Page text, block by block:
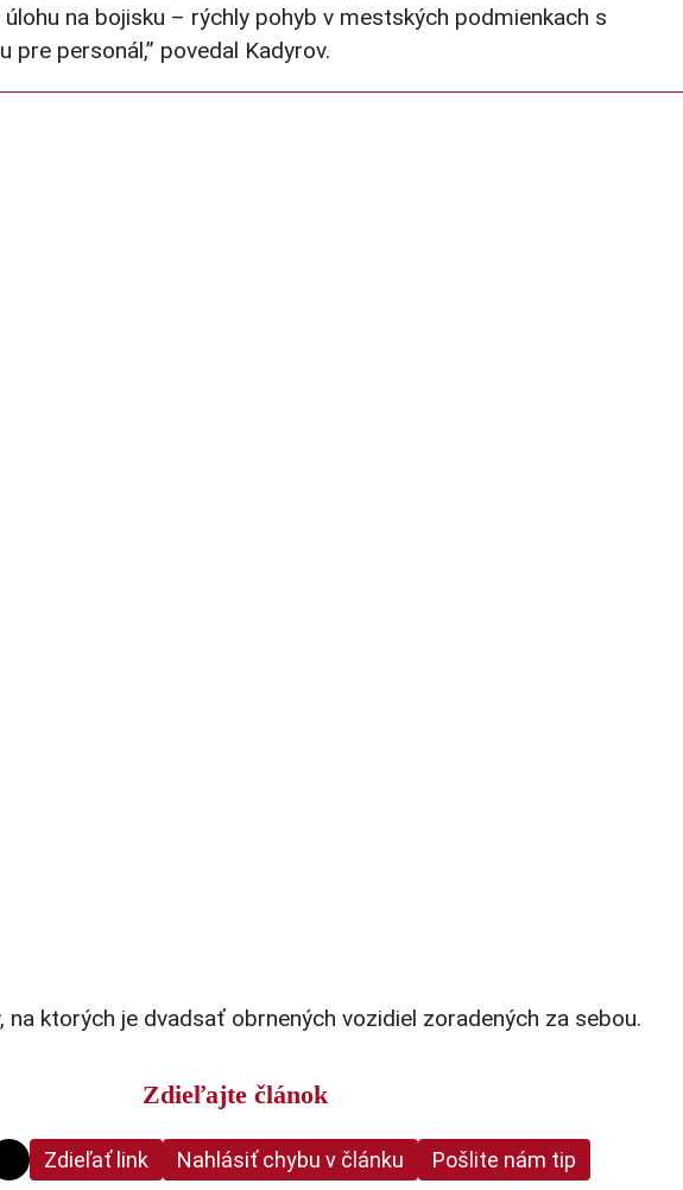
na bojisku – rýchly pohyb v mestských podmienkach s
personál,” povedal Kadyrov.
na ktorých je dvadsať obrnených vozidiel zoradených za sebou.
Zdieľajte článok
Zdieľať link Nahlásiť chybu v článku Pošlite nám tip